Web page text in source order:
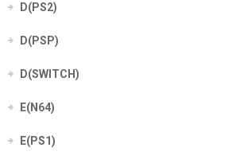
D(PS2)
D(PSP)
D(SWITCH)
E(N64)
E(PS1)